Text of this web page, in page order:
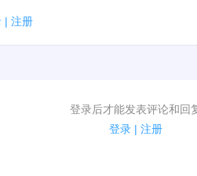
| 注册
登录后才能发表评论和回
登录 | 注册
户可以发表评论了！